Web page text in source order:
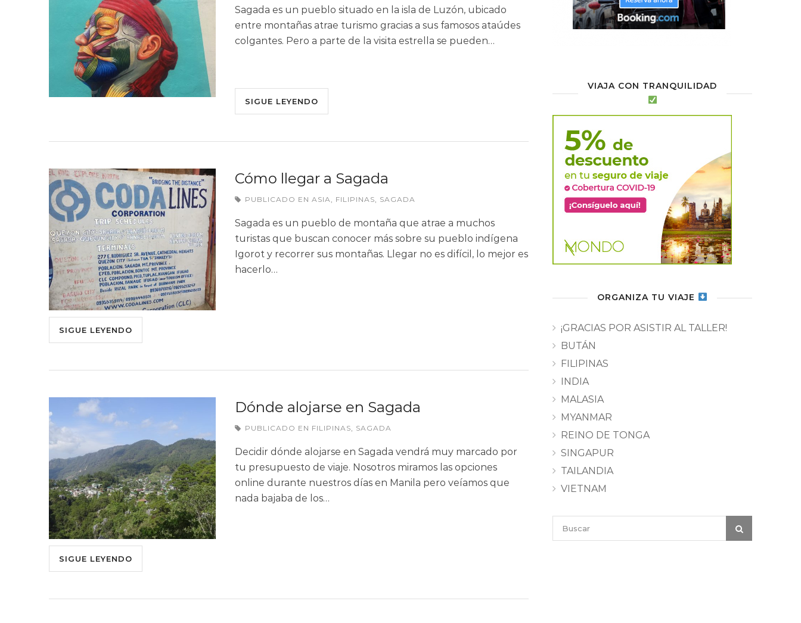
Sagada es un pueblo situado en la isla de Luzón, ubicado
entre montañas atrae turismo gracias a sus famosos ataúdes
colgantes. Pero a parte de la visita estrella se pueden…
SIGUE LEYENDO
Cómo llegar a Sagada
PUBLICADO EN ASIA, FILIPINAS, SAGADA
Sagada es un pueblo de montaña que atrae a muchos
turistas que buscan conocer más sobre su pueblo indígena
Igorot y recorrer sus montañas. Llegar no es difícil, lo mejor es
hacerlo…
SIGUE LEYENDO
Dónde alojarse en Sagada
PUBLICADO EN FILIPINAS, SAGADA
Decidir dónde alojarse en Sagada vendrá muy marcado por
tu presupuesto de viaje. Nosotros miramos las opciones
online durante nuestros días en Manila pero veíamos que
nada bajaba de los…
SIGUE LEYENDO
VIAJA CON TRANQUILIDAD
ORGANIZA TU VIAJE
¡GRACIAS POR ASISTIR AL TALLER!
BUTÁN
FILIPINAS
INDIA
MALASIA
MYANMAR
REINO DE TONGA
SINGAPUR
TAILANDIA
VIETNAM